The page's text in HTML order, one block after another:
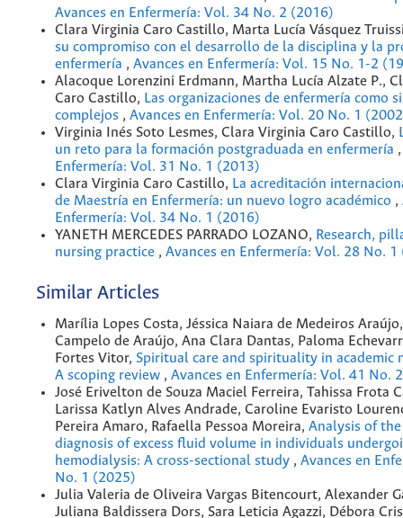
Avances en Enfermería: Vol. 34 No. 2 (2016)
Clara Virginia Caro Castillo, Marta Lucía Vásquez
su compromiso con el desarrollo de la disciplina y la
enfermería , Avances en Enfermería: Vol. 15 No. 1-2
Alacoque Lorenzini Erdmann, Martha Lucía Alzate P.,
Caro Castillo, Las organizaciones de enfermería como
complejos , Avances en Enfermería: Vol. 20 No. 1
Virginia Inés Soto Lesmes, Clara Virginia Caro Castillo,
un reto para la formación postgraduada en enfermería
Enfermería: Vol. 31 No. 1 (2013)
Clara Virginia Caro Castillo, La acreditación
de Maestría en Enfermería: un nuevo logro académico ,
Enfermería: Vol. 34 No. 1 (2016)
YANETH MERCEDES PARRADO LOZANO, Research,
nursing practice , Avances en Enfermería: Vol. 28 No.
Similar Articles
Marília Lopes Costa, Jéssica Naiara de Medeiros
Campelo de Araújo, Ana Clara Dantas, Paloma
Fortes Vitor, Spiritual care and spirituality in academic
A scoping review , Avances en Enfermería: Vol. 41 No.
José Erivelton de Souza Maciel Ferreira, Tahissa Frota
Larissa Katlyn Alves Andrade, Caroline Evaristo
Pereira Amaro, Rafaella Pessoa Moreira, Analysis of
diagnosis of excess fluid volume in individuals
hemodialysis: A cross-sectional study , Avances en
No. 1 (2025)
Julia Valeria de Oliveira Vargas Bitencourt, Alexander
Juliana Baldissera Dors, Sara Leticia Agazzi, Débora